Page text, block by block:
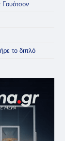
Γουότσον
το διπλό